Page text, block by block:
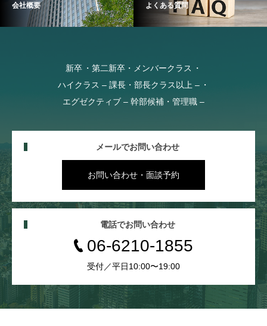
会社概要 よくある質問
新卒
第二新卒・メンバークラス
ハイクラス – 課長・部長クラス以上 –
エグゼクティブ – 幹部候補・管理職 –
メールでお問い合わせ
お問い合わせ・面談予約
電話でお問い合わせ
06-6210-1855
受付／平日10:00〜19:00